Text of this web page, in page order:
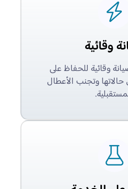
وقائية
وقائية للحفاظ على
وتجنب الأعطال